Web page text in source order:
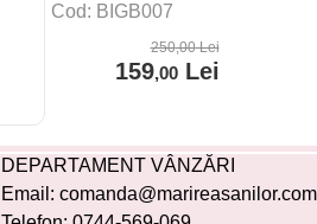
sanilor
Cod: BIGB007
250,00Lei
159,00Lei
DEPARTAMENT VÂNZĂRI
Email: comanda@marireasanilor.com